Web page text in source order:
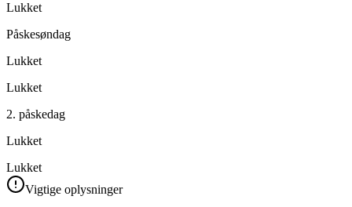
Lukket
Påskesøndag
Lukket
Lukket
2. påskedag
Lukket
Lukket
Vigtige oplysninger